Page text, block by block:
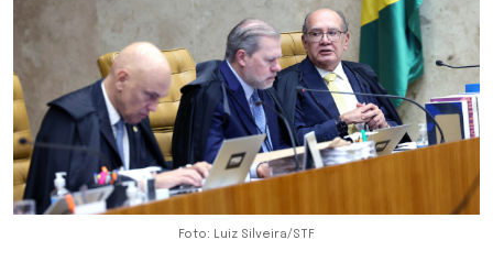
Foto: Luiz Silveira/STF